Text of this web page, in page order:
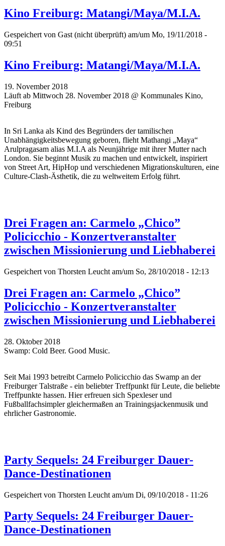
Kino Freiburg: Matangi/Maya/M.I.A.
Gespeichert von Gast (nicht überprüft) am/um Mo, 19/11/2018 -
09:51
Kino Freiburg: Matangi/Maya/M.I.A.
19. November 2018
Läuft ab Mittwoch 28. November 2018 @ Kommunales Kino,
Freiburg
In Sri Lanka als Kind des Begründers der tamilischen
Unabhängigkeitsbewegung geboren, flieht Mathangi „Maya“
Arulpragasam alias M.I.A als Neunjährige mit ihrer Mutter nach
London. Sie beginnt Musik zu machen und entwickelt, inspiriert
von Street Art, HipHop und verschiedenen Migrationskulturen, eine
Culture-Clash-Ästhetik, die zu weltweitem Erfolg führt.
Drei Fragen an: Carmelo „Chico”
Policicchio - Konzertveranstalter
zwischen Missionierung und Liebhaberei
Gespeichert von Thorsten Leucht am/um So, 28/10/2018 - 12:13
Drei Fragen an: Carmelo „Chico”
Policicchio - Konzertveranstalter
zwischen Missionierung und Liebhaberei
28. Oktober 2018
Swamp: Cold Beer. Good Music.
Seit Mai 1993 betreibt Carmelo Policicchio das Swamp an der
Freiburger Talstraße - ein beliebter Treffpunkt für Leute, die beliebte
Treffpunkte hassen. Hier erfreuen sich Spexleser und
Fußballfachsimpler gleichermaßen an Trainingsjackenmusik und
ehrlicher Gastronomie.
Party Sequels: 24 Freiburger Dauer-
Dance-Destinationen
Gespeichert von Thorsten Leucht am/um Di, 09/10/2018 - 11:26
Party Sequels: 24 Freiburger Dauer-
Dance-Destinationen